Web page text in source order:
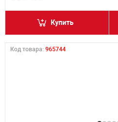
Купить
Код товара: 965744